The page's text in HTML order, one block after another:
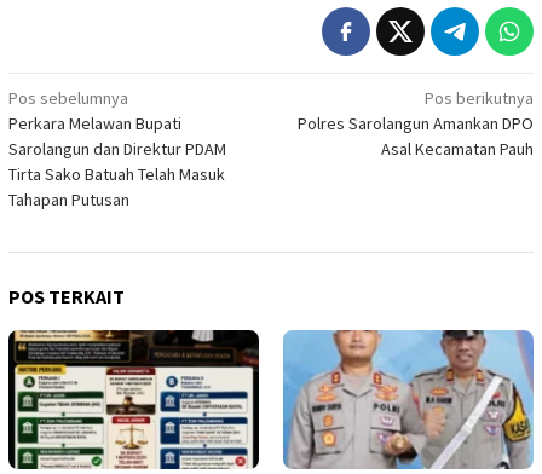
Navigasi
pos
Pos sebelumnya
Perkara Melawan Bupati
Sarolangun dan Direktur PDAM
Tirta Sako Batuah Telah Masuk
Tahapan Putusan
Pos berikutnya
Polres Sarolangun Amankan DPO
Asal Kecamatan Pauh
POS TERKAIT